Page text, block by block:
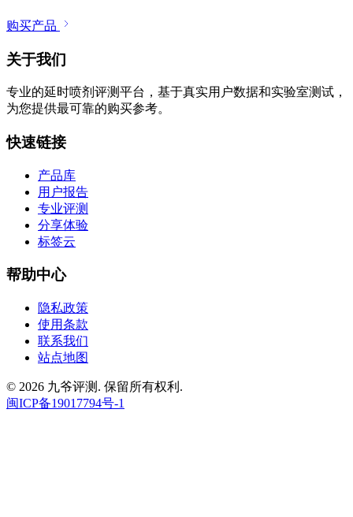
购买产品
关于我们
专业的延时喷剂评测平台，基于真实用户数据和实验室测试，
为您提供最可靠的购买参考。
快速链接
产品库
用户报告
专业评测
分享体验
标签云
帮助中心
隐私政策
使用条款
联系我们
站点地图
© 2026 九爷评测. 保留所有权利.
闽ICP备19017794号-1